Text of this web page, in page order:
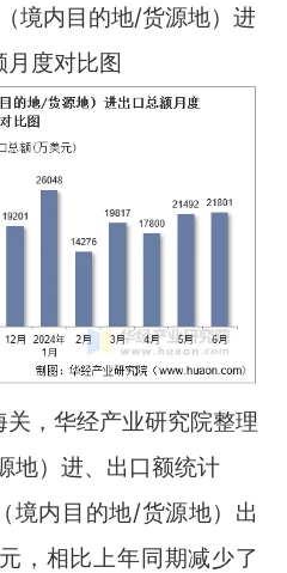
境内目的地/货源地）进
月度对比图
，华经产业研究院整理
地）进、出口额统计
境内目的地/货源地）出
，相比上年同期减少了